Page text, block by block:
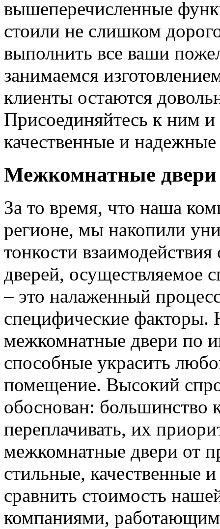
вышеперечисленные
стоили не слишком
выполнить все ваши
занимаемся
клиенты остаются
Присоединяйтесь к ним
качественные и
Межкомнатные двери
За то время, что наша
регионе, мы накопили
тонкости
дверей, осуществляемое
– это налаженный
специфические
межкомнатные двери по
способные украсить
помещение. Высокий
обоснован: большинство
переплачивать, их
межкомнатные двери от
стильные, качественные
сравнить стоимость
компаниями,